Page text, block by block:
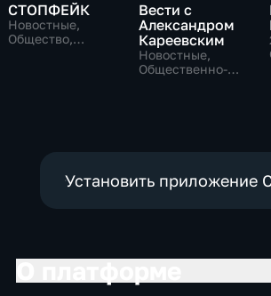
СТОПФЕЙК
Новостные,
Общество,
Вести с
Александром
Кареевским
Новостные,
Общественно-
Установить приложение